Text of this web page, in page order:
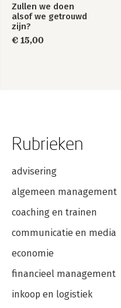
Zullen we doen
alsof we getrouwd
zijn?
€ 15,00
Rubrieken
advisering
algemeen management
coaching en trainen
communicatie en media
economie
financieel management
inkoop en logistiek